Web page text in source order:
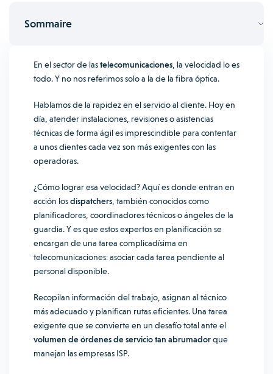
Sommaire
En el sector de lastelecomunicaciones , la velocidad lo es
todo. Y no nos referimos solo a la de la fibra óptica.
Hablamos de la rapidez en el servicio al cliente. Hoy en
día, atender instalaciones, revisiones o asistencias
técnicas de forma ágil es imprescindible para contentar
a unos clientes cada vez son más exigentes con las
operadoras.
¿Cómo lograr esa velocidad? Aquí es donde entran en
acción losdispatchers , también conocidos como
planificadores, coordinadores técnicos o ángeles de la
guardia. Y es que estos expertos en planificación se
encargan de una tarea complicadísima en
telecomunicaciones: asociar cada tarea pendiente al
personal disponible.
Recopilan información del trabajo, asignan al técnico
más adecuado y planifican rutas eficientes. Una tarea
exigente que se convierte en un desafío total ante el
volumen de órdenes de servicio tan abrumadorque
manejan las empresas ISP.